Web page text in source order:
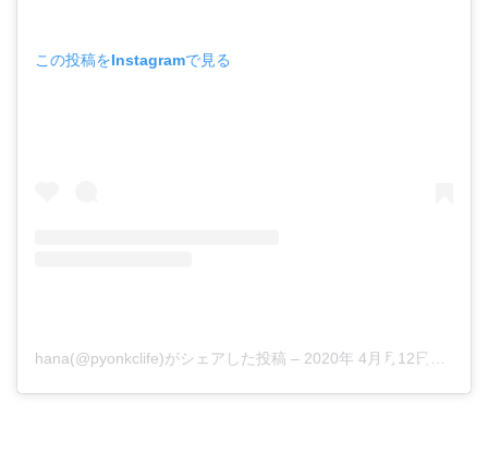
この投稿をInstagramで見る
hana(@pyonkclife)がシェアした投稿 – 2020年 4月月12日午後8時13分PDT